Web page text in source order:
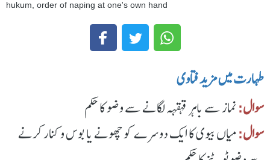
hukum, order of naping at one's own hand
طهارت میں مزید فتاوی
سوال:نماز سے باہر قہقہہ لگانے سے وضو کا حکم
سوال:میاں بیوی کا ایک دوسرے کو چھونے یا بوس و کنار کرنے